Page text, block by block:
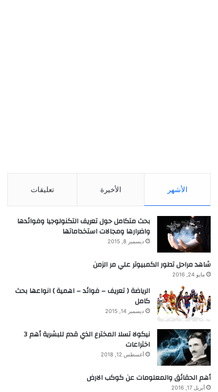
الأشهر الأخيرة تعليقات
بحث متكامل حول تعريف التكنولوجيا وفوائدها
واضرارها ومجالات استخداماتها
ديسمبر 8, 2015
شاهد مراحل تطور الكمبيوتر علي مر الزمن
مايو 24, 2016
الرياضة ( تعريف – فوائد – اهمية ) انواعها بحث
كامل
ديسمبر 14, 2015
نيكولا تسلا المخترع الذي قدم للبشرية أهم 3
اختراعات
أغسطس 12, 2018
أهم الحقائق والمعلومات عن كوكب الارض
أبريل 17, 2016